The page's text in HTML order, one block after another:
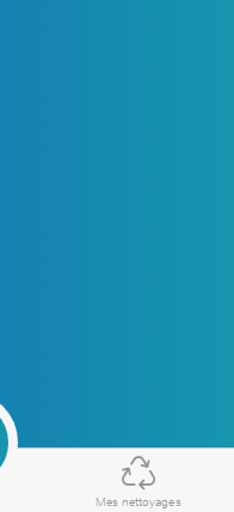
Mes nettoyages